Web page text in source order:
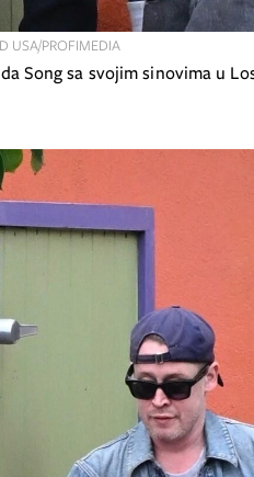
Song sa svojim sinovima u
USA/PROFIMEDIA